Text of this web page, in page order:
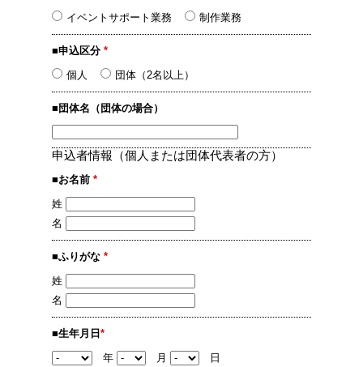
イベントサポート業務 制作業務
■申込区分 *
個人 団体（2名以上）
■団体名（団体の場合）
申込者情報（個人または団体代表者の方）
■お名前 *
姓
名
■ふりがな *
姓
名
■生年月日 *
年 月 日